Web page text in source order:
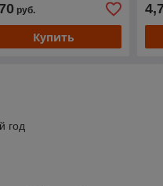
руб.
Купить
год